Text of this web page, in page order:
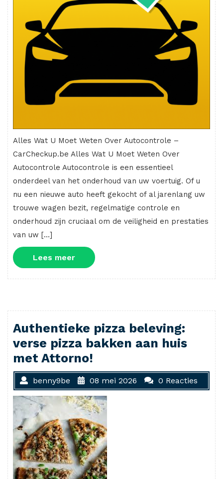
Alles Wat U Moet Weten Over Autocontrole –
CarCheckup.be Alles Wat U Moet Weten Over
Autocontrole Autocontrole is een essentieel
onderdeel van het onderhoud van uw voertuig. Of u
nu een nieuwe auto heeft gekocht of al jarenlang uw
trouwe wagen bezit, regelmatige controle en
onderhoud zijn cruciaal om de veiligheid en prestaties
van uw […]
Lees meerLees
meer
Authentieke pizza beleving:
verse pizza bakken aan huis
met Attorno!
benny9be 08 mei 2026 0 Reacties